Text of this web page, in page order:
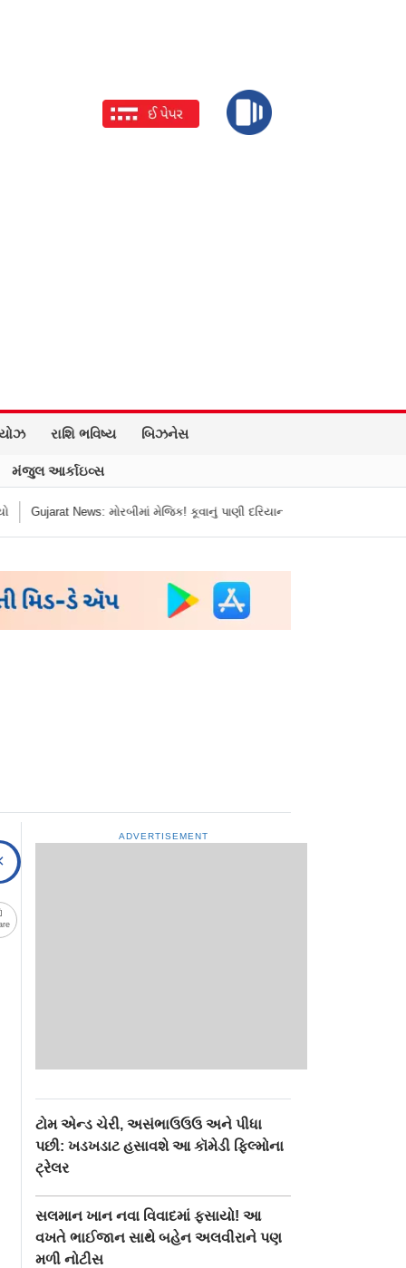
રાશિ ભવિષ્ય બિઝનેસ
મંજુલ આર્કાઇવ્સ
મેજિક! કૂવાનું પાણી દરિયાનાં મોજાંની જેમ ઊછળવા લાગ્યું, શું કહે છે નિષ્ણાતો?
ADVERTISEMENT
ટોમ એન્ડ ચેરી, અસંભાઉઉઉ અને પીધા
પછી: ખડખડાટ હસાવશે આ કૉમેડી ફિલ્મોના
ટ્રેલર
સલમાન ખાન નવા વિવાદમાં ફસાયો! આ
વખતે ભાઈજાન સાથે બહેન અલવીરાને પણ
મળી નોટીસ